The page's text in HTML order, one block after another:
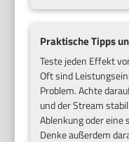
Praktische Tipps
Teste jeden Effekt
Oft sind
Problem. Achte
und der Stream
Ablenkung oder eine
Denke außerdem